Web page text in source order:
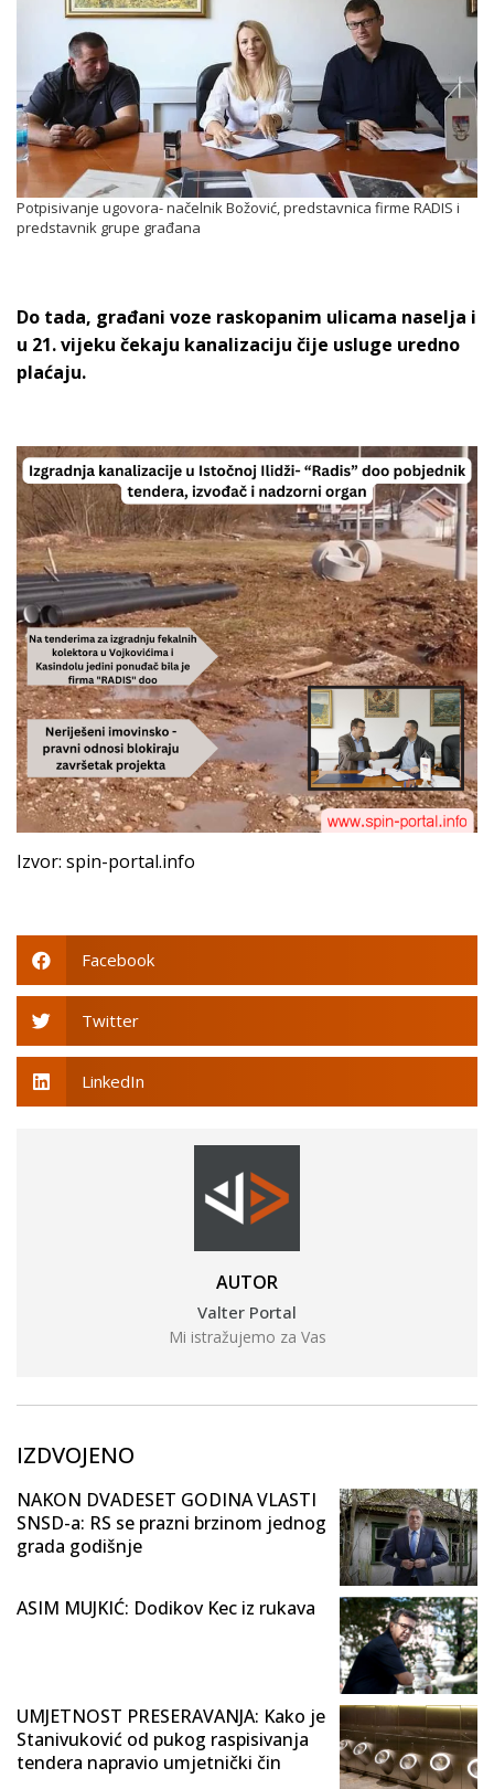
Potpisivanje ugovora- načelnik Božović, predstavnica firme RADIS i
predstavnik grupe građana
Do tada, građani voze raskopanim ulicama naselja i
u 21. vijeku čekaju kanalizaciju čije usluge uredno
plaćaju.
Izvor: spin-portal.info
Facebook
Twitter
LinkedIn
AUTOR
Valter Portal
Mi istražujemo za Vas
IZDVOJENO
NAKON DVADESET GODINA VLASTI
SNSD-a: RS se prazni brzinom jednog
grada godišnje
ASIM MUJKIĆ: Dodikov Kec iz rukava
UMJETNOST PRESERAVANJA: Kako je
Stanivuković od pukog raspisivanja
tendera napravio umjetnički čin